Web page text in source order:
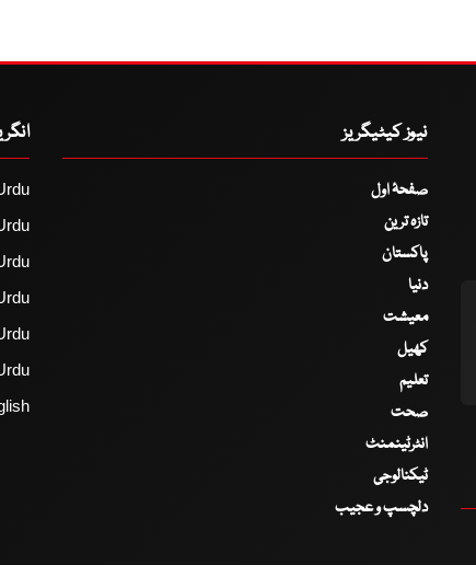
نیوز کیٹیگریز
صفحۂ اول
تازہ ترین
پاکستان
دنیا
معیشت
کھیل
تعلیم
صحت
انٹرٹینمنٹ
ٹیکنالوجی
دلچسپ و عجیب